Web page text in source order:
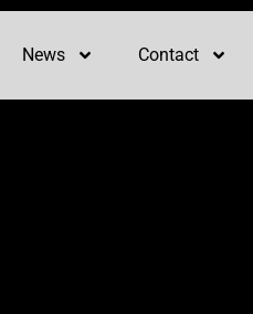
News Contact